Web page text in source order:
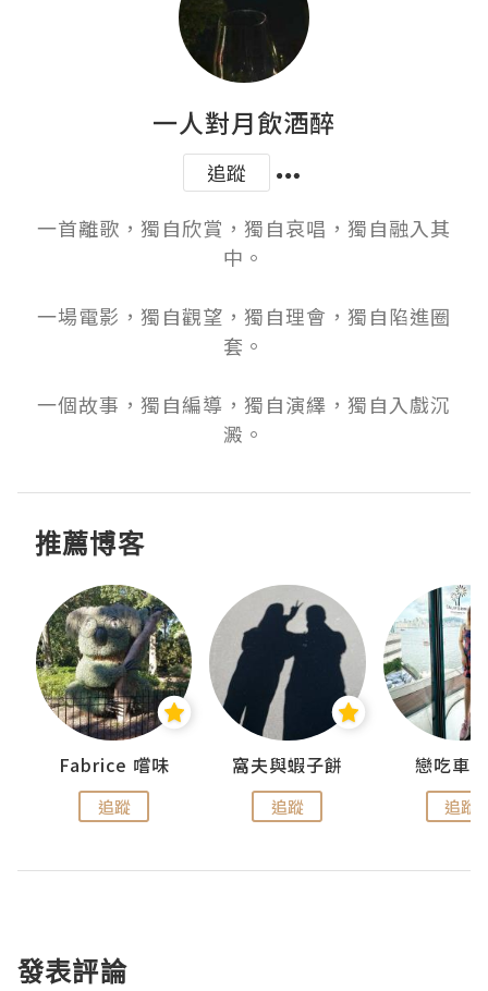
一人對月飲酒醉
追蹤
一首離歌，獨自欣賞，獨自哀唱，獨自融入其
中。
一場電影，獨自觀望，獨自理會，獨自陷進圈
套。
一個故事，獨自編導，獨自演繹，獨自入戲沉
澱。
推薦博客
Fabrice 嚐味
追蹤
窩夫與蝦子餅
追蹤
戀吃車
追蹤
發表評論